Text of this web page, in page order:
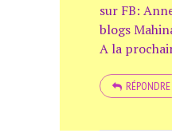
sur FB:
blogs
A la
RÉPONDRE